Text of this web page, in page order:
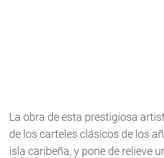
La obra de esta prestigiosa
de los carteles clásicos de los
isla caribeña, y pone de relieve